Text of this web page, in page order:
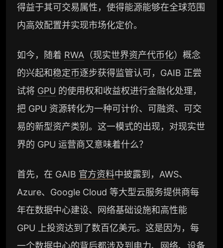
得益于其可交易属性，使得能源能够在全球范围
内高效配置并实现市场化定价。
如今，随着 RWA （现实世界资产代币化）概念
的兴起和稳定币逐步获得监管认可，GAIB 正尝
试将 GPU 的使用权和收益权进行金融化处理，
把 GPU 资源转化为一种可计价、可融资、可交
易的新型资产类别。这一模式的出现，对现实世
界的 GPU 运营商又意味着什么？
首先，在 GAIB 官方资料中披露到，AWS、
Azure、Google Cloud 等大型云服务提供商每
年在数据中心建设、网络基础设施和高性能
GPU 上投资达到了数百亿美元。这是因为，每
一个数据中心的背后都涉及到电力、网络、设备